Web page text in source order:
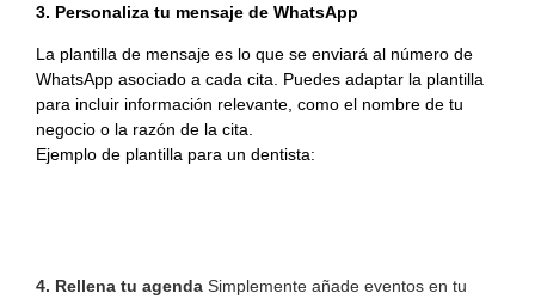
3. Personaliza tu mensaje de WhatsApp
La plantilla de mensaje es lo que se enviará al número de
WhatsApp asociado a cada cita. Puedes adaptar la plantilla
para incluir información relevante, como el nombre de tu
negocio o la razón de la cita.
Ejemplo de plantilla para un dentista:
4. Rellena tu agenda Simplemente añade eventos en tu